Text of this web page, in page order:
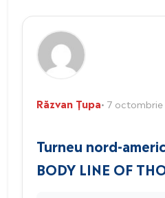
Răzvan Țupa• 7
Turneu nord-
BODY LINE OF